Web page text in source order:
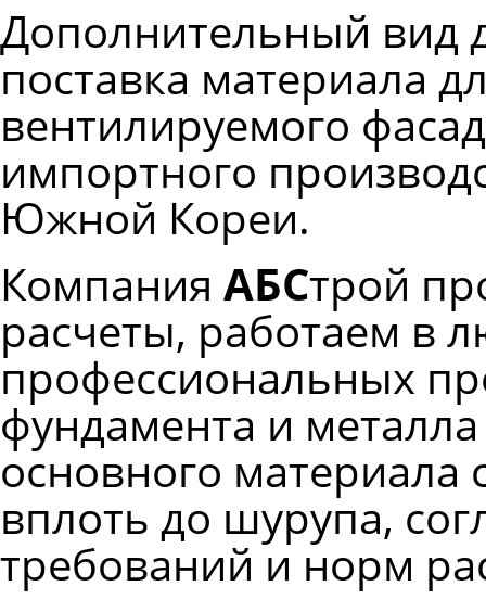
Дополнительный вид
поставка материала
вентилируемого
импортного
Южной Кореи.
Компания АБСтрой
расчеты, работаем в
профессиональных
фундамента и
основного
вплоть до шурупа,
требований и норм